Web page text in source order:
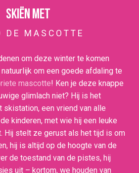
Skiën met
DE MASCOTTE
om deze winter te komen
om een goede afdaling te
mascotte! Ken je deze knappe
glimlach niet? Hij is het
skistation, een vriend van alle
kinderen, met wie hij een leuke
Hij stelt ze gerust als het tijd is om
hij is altijd op de hoogte van de
de toestand van de pistes, hij
uit – kortom, we houden van